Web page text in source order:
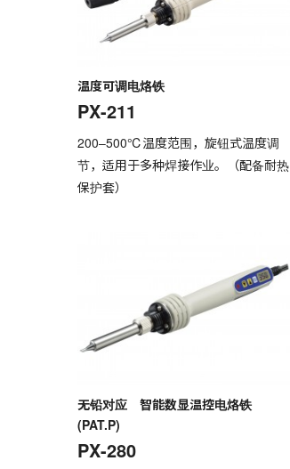
温度可调电烙铁
PX-211
200–500℃温度范围，旋钮式温度调
节，适用于多种焊接作业。（配备耐热
保护套）
无铅对应 智能数显温控电烙铁
(PAT.P)
PX-280